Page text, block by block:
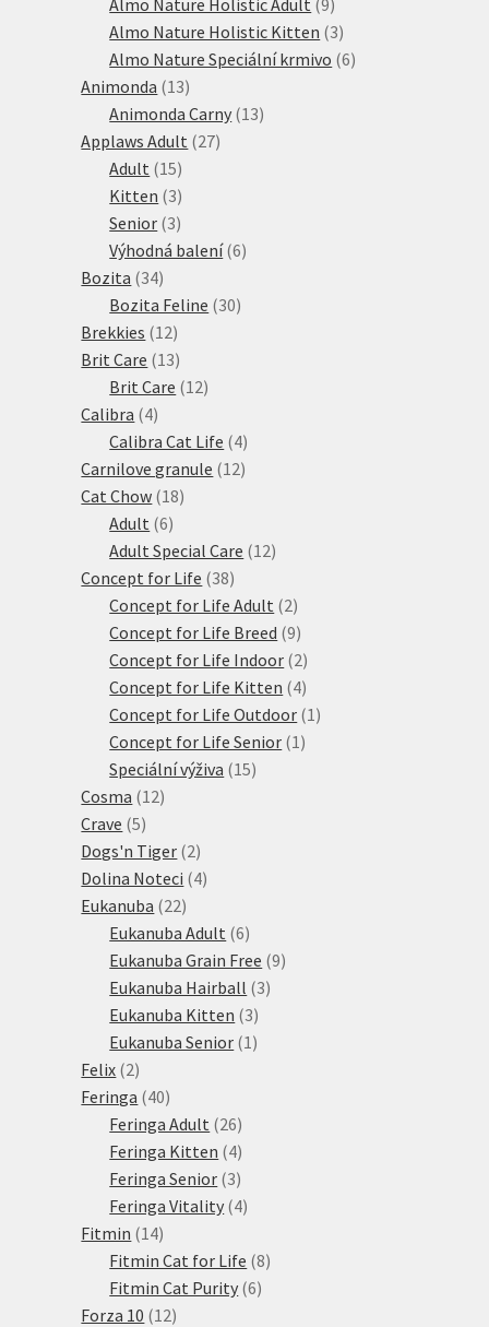
produktů
Almo Nature Holistic Kitten 33
produkty
Almo Nature Speciální krmivo 66
Animonda 1313
produktů
Animonda Carny 1313
Applaws Adult 2727
Adult 1515
produktů
Kitten 33
produkty
Senior 33
produkty
Výhodná balení 66
Bozita 3434
produktů
Bozita Feline 3030
Brekkies 1212
produktů
Brit Care 1313
produktů
Brit Care 1212
Calibra 44
produkty
Calibra Cat Life 44
produkty
Carnilove granule 1212
Cat Chow 1818
Adult 66
produktů
Adult Special Care 1212
Concept for Life 3838
produktů
Concept for Life Adult 22
produkty
Concept for Life Breed 99
produktů
Concept for Life Indoor 22
produkty
Concept for Life Kitten 44
produkty
Concept for Life Outdoor 1 1
Concept for Life Senior 1 1
Speciální výživa 1515
Cosma 1212
Crave 55
produktů
Dogs'n Tiger 22
produkty
Dolina Noteci 44
Eukanuba 2222
produktů
Eukanuba Adult 66
produktů
Eukanuba Grain Free 99
Eukanuba Hairball 33
Eukanuba Kitten 33
produkty
Eukanuba Senior 1 1
Felix 22
produkty
Feringa 4040
produktů
Feringa Adult 2626
produktů
Feringa Kitten 44
produkty
Feringa Senior 33
produkty
Feringa Vitality 44
Fitmin 1414
produktů
Fitmin Cat for Life 88
Fitmin Cat Purity 66
Forza 10 1212